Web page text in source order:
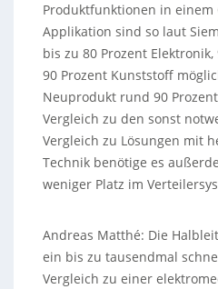
Produktfunktionen in einem
Applikation sind so laut
bis zu 80 Prozent
90 Prozent Kunststoff
Neuprodukt rund 90
Vergleich zu den sonst
Vergleich zu Lösungen mit
Technik benötige es
weniger Platz im
Andreas Matthé: Die
ein bis zu tausendmal
Vergleich zu einer